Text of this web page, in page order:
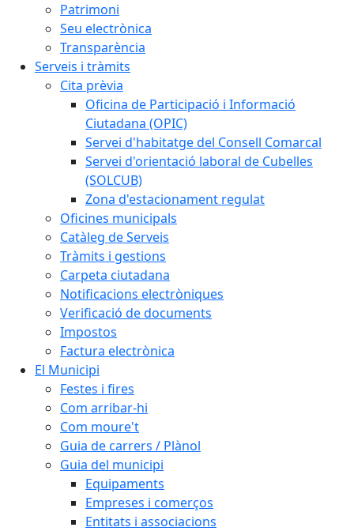
Patrimoni
Seu electrònica
Transparència
Serveis i tràmits
Cita prèvia
Oficina de Participació i Informació
Ciutadana (OPIC)
Servei d'habitatge del Consell Comarcal
Servei d'orientació laboral de Cubelles
(SOLCUB)
Zona d'estacionament regulat
Oficines municipals
Catàleg de Serveis
Tràmits i gestions
Carpeta ciutadana
Notificacions electròniques
Verificació de documents
Impostos
Factura electrònica
El Municipi
Festes i fires
Com arribar-hi
Com moure't
Guia de carrers / Plànol
Guia del municipi
Equipaments
Empreses i comerços
Entitats i associacions